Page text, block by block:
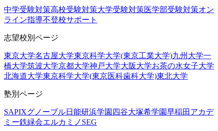
中学受験対策高校受験対策大学受験対策医学部受験対策オン
ライン指導不登校サポート
志望校別ページ
東京大学名古屋大学東京科学大学(東京工業大学)九州大学一
橋大学筑波大学京都大学神戸大学大阪大学お茶の水女子大学
北海道大学東京科学大学(東京医科歯科大学)東北大学
塾別ページ
SAPIXグノーブル日能研浜学園 四谷大塚希学園早稲田アカデ
ミー鉄緑会エルカミノ SEG